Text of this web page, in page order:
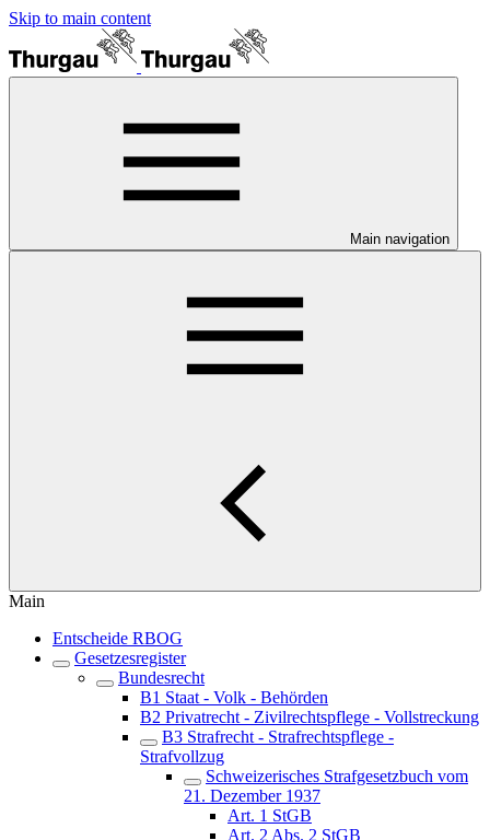
Skip to main content
Main navigation
Main
Entscheide RBOG
Gesetzesregister
Bundesrecht
B1 Staat - Volk - Behörden
B2 Privatrecht - Zivilrechtspflege - Vollstreckung
B3 Strafrecht - Strafrechtspflege -
Strafvollzug
Schweizerisches Strafgesetzbuch vom
21. Dezember 1937
Art. 1 StGB
Art. 2 Abs. 2 StGB